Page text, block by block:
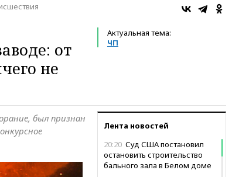
Актуальная тема:
ЧП
от
не
Лента новостей
20:20 Суд США постановил
остановить строительство
бального зала в Белом доме
был признан